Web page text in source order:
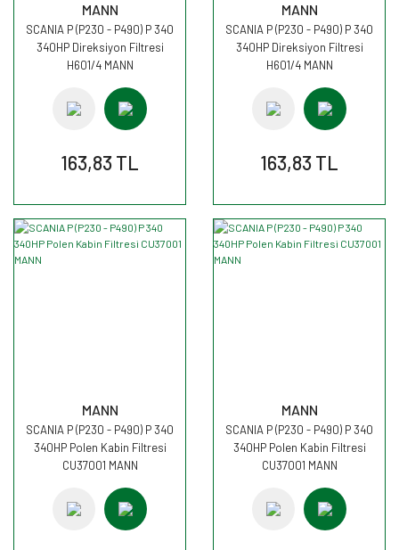
MANN
SCANIA P (P230 - P490) P 340
340HP Direksiyon Filtresi
H601/4 MANN
163,83 TL
MANN
SCANIA P (P230 - P490) P 340
340HP Direksiyon Filtresi
H601/4 MANN
163,83 TL
MANN
SCANIA P (P230 - P490) P 340
340HP Polen Kabin Filtresi
CU37001 MANN
MANN
SCANIA P (P230 - P490) P 340
340HP Polen Kabin Filtresi
CU37001 MANN